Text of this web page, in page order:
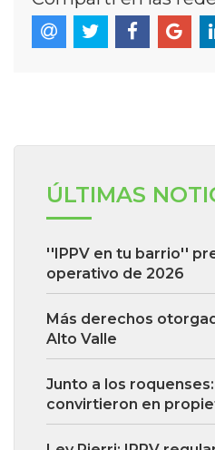
ÚLTIMAS
''IPPV en tu barrio''
operativo de 2026
Más derechos
Alto Valle
Junto a los
convirtieron en